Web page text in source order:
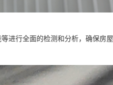
进行全面的检测和分析，确保房